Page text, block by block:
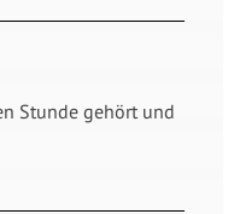
Stunde gehört und